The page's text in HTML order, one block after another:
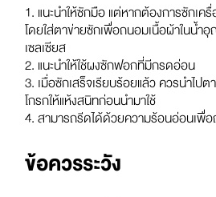
1. แนะนำให้ซักมือ แต่หากต้องการซักเค
โดยใส่ตาข่ายซักเพื่อถนอมเนื้อผ้าในน้ำ
เซลเซียส
2. แนะนำให้ใช้ผงซักฟอกที่มีกรดอ่อน
3. เมื่อซักเสร็จเรียบร้อยแล้ว ควรนำไ
โกรกให้แห้งสนิทก่อนนำมาใช้
4. สามารถรีดได้ด้วยความร้อนอ่อนเพื่
ข้อควรระวัง